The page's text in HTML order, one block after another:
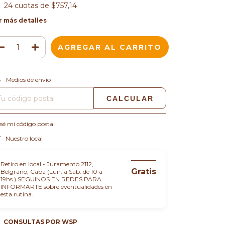
24 cuotas de $757,14
más detalles
para el CP:
Medios de envío
CALCULAR
mi código postal
Nuestro local
Retiro en local - Juramento 2112,
Belgrano, Caba (Lun. a Sáb. de 10 a
19hs.) SEGUINOS EN REDES PARA
INFORMARTE sobre eventualidades en
esta rutina.
Gratis
CONSULTAS POR WSP